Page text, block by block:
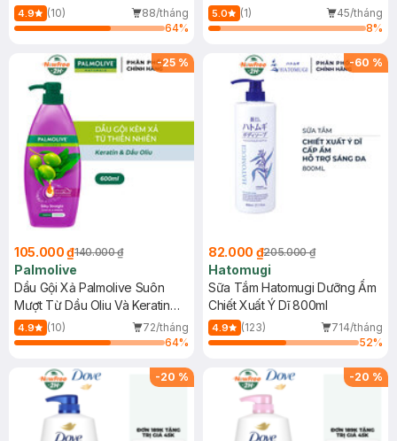
4.9 (10)
88/tháng
64%
600ml
5.0 (1)
45/tháng
8%
-25 %
105.000 ₫140.000 ₫
Palmolive
Dầu Gội Xả Palmolive Suôn
Mượt Từ Dầu Oliu Và Keratin
600ml
4.9 (10)
72/tháng
64%
-60 %
82.000 ₫205.000 ₫
Hatomugi
Sữa Tắm Hatomugi Dưỡng Ẩm
Chiết Xuất Ý Dĩ 800ml
4.9 (123)
714/tháng
52%
-20 % -20 %